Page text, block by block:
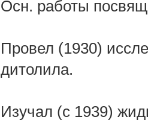
Осн. работы
Провел (1930)
дитолила.
Изучал (с 1939)